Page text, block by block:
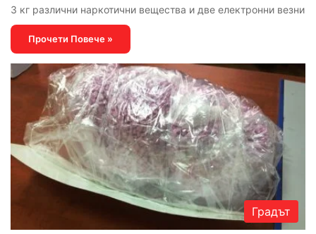
3 кг различни наркотични вещества и две електронни везни
Прочети Повече »
Градът